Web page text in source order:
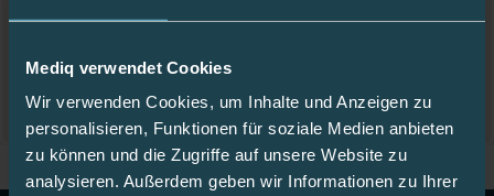
Mediq verwendet Cookies
Wir verwenden Cookies, um Inhalte und Anzeigen zu
personalisieren, Funktionen für soziale Medien anbieten
zu können und die Zugriffe auf unsere Website zu
analysieren. Außerdem geben wir Informationen zu Ihrer